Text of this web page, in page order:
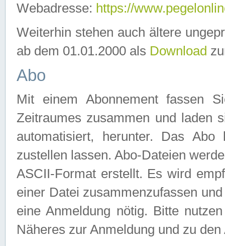
Webadresse: https://
Weiterhin stehen auch ältere
ab dem 01.01.2000 als Download
Abo
Mit einem Abonnement fassen
Zeitraumes zusammen und laden
automatisiert, herunter. Das
zustellen lassen. Abo-Dateien
ASCII-Format erstellt. Es wird
einer Datei zusammenzufassen
eine Anmeldung nötig. Bitte
Näheres zur Anmeldung und zu